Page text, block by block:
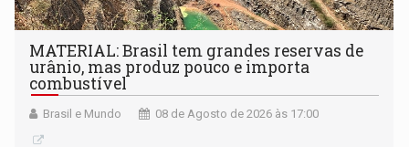
MATERIAL: Brasil tem grandes reservas de
urânio, mas produz pouco e importa
combustível
Brasil e Mundo 08 de Agosto de 2026 às 17:00